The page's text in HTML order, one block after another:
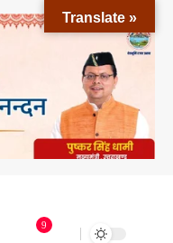
9
Translate »